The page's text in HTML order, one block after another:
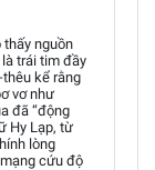
thấy nguồn
trái tim đầy
kể rằng
vơ như
đã “động
Hy Lạp, từ
lòng
cứu độ